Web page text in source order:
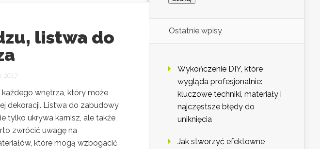
listwa do
2017
wnętrza, który może
dekoracji. Listwa do zabudowy
tylko ukrywa karnisz, ale także
zwrócić uwagę na
które mogą wzbogacić
Ostatnie wpisy
Wykończenie DIY, które
wygląda profesjonalnie:
kluczowe techniki, materiały i
najczęstsze błędy do
uniknięcia
Jak stworzyć efektowne